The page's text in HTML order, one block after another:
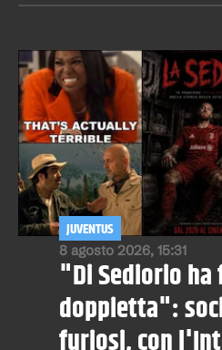
8 agosto 2026, 15:31
JUVENTUS
"Di Sediorio
doppietta":